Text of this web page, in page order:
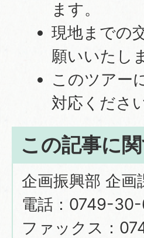
ます。
現地までの
願いいたし
このツアー
対応ください
この記事に
企画振興部 企画
電話：0749-30-
ファックス：